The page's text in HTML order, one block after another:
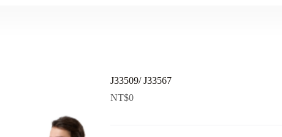
J33509/ J33567
NT$0